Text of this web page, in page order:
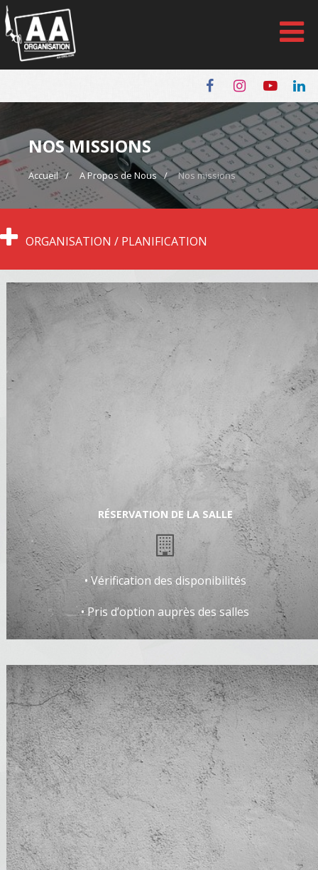
Panneau de gestion des cookies
NOS MISSIONS
Accueil A Propos de Nous Nos missions
ORGANISATION / PLANIFICATION
RÉSERVATION DE LA SALLE
• Vérification des disponibilités
• Pris d’option auprès des salles